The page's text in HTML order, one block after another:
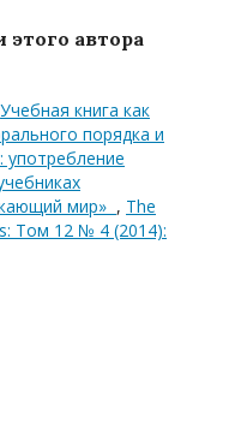
автора
Учебная книга как
порядка и
употребление
мир» , The
Том 12 № 4 (2014):